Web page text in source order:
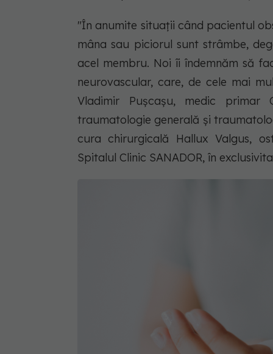
"În anumite situații când pacientul
mâna sau piciorul sunt strâmbe,
acel membru. Noi îi îndemnăm să
neurovascular, care, de cele mai
Vladimir Pușcașu, medic primar
traumatologie generală și
cura chirurgicală Hallux Valgus,
Spitalul Clinic SANADOR, în